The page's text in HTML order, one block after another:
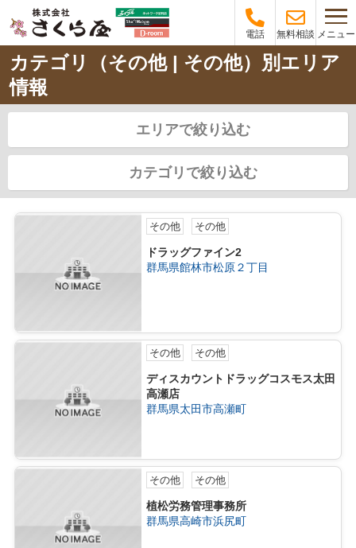
電話 無料相談 メニュー
カテゴリ（その他 | その他）別エリア
情報
エリアで絞り込む
カテゴリで絞り込む
その他 その他
ドラッグファイン2
群馬県館林市松原２丁目
その他 その他
ディスカウントドラッグコスモス太田
高瀬店
群馬県太田市高瀬町
その他 その他
植松労務管理事務所
群馬県高崎市浜尻町